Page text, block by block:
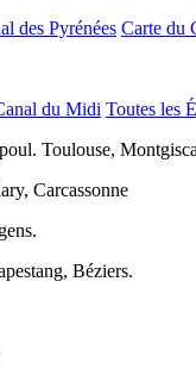
des Pyrénées Carte du
du Midi Toutes les
Toulouse,
Carcassonne
Béziers.